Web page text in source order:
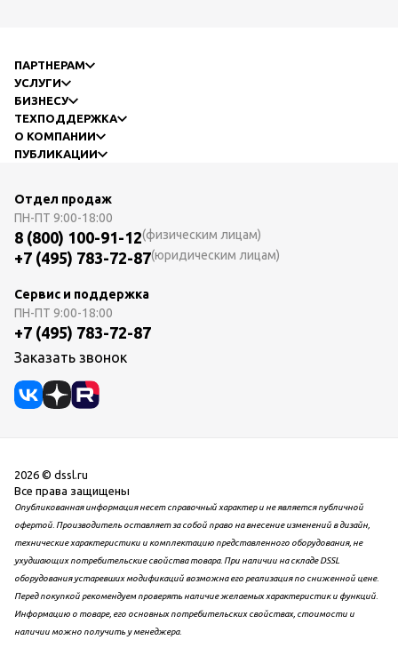
ПАРТНЕРАМ
УСЛУГИ
БИЗНЕСУ
ТЕХПОДДЕРЖКА
О КОМПАНИИ
ПУБЛИКАЦИИ
Отдел продаж
ПН-ПТ 9:00-18:00
8 (800) 100-91-12(физическим лицам)
+7 (495) 783-72-87(юридическим лицам)
Сервис и поддержка
ПН-ПТ 9:00-18:00
+7 (495) 783-72-87
Заказать звонок
2026 © dssl.ru
Все права защищены
Опубликованная информация несет справочный характер и не является публичной
офертой. Производитель оставляет за собой право на внесение изменений в дизайн,
технические характеристики и комплектацию представленного оборудования, не
ухудшающих потребительские свойства товара. При наличии на складе DSSL
оборудования устаревших модификаций возможна его реализация по сниженной цене.
Перед покупкой рекомендуем проверять наличие желаемых характеристик и функций.
Информацию о товаре, его основных потребительских свойствах, стоимости и
наличии можно получить у менеджера.